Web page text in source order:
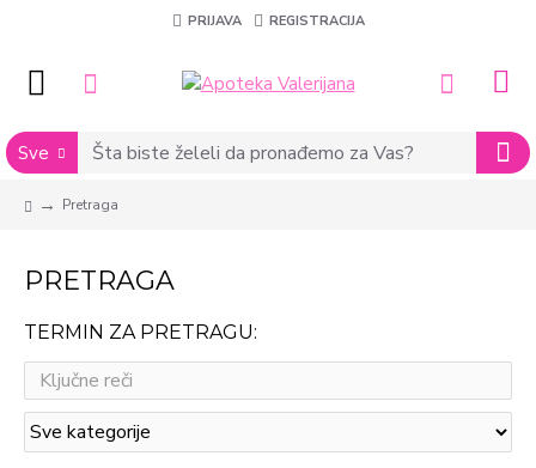
PRIJAVA REGISTRACIJA
Sve
Pretraga
PRETRAGA
TERMIN ZA PRETRAGU: